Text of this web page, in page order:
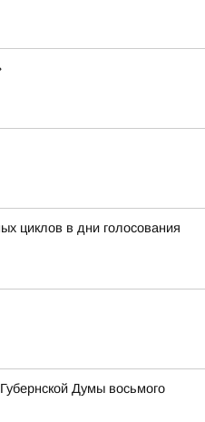
циклов в дни голосования
Думы восьмого